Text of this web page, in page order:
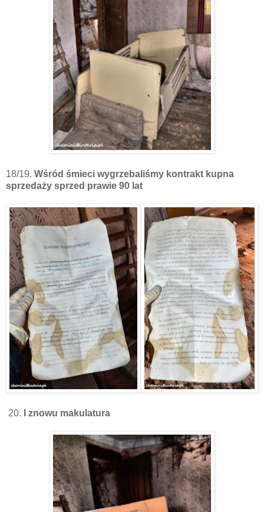
18/19. Wśród śmieci wygrzebaliśmy kontrakt kupna
sprzedaży sprzed prawie 90 lat
20. I znowu makulatura